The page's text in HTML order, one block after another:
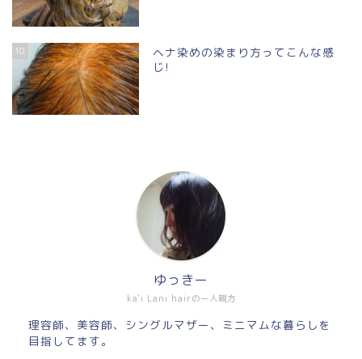
10
ヘナ染めの染まり方ってこんな感
じ!
ka'i Lani hairの一人親方
ゆっきー
理容師、美容師、シングルマザー、ミニマムな暮らしを
目指してます。